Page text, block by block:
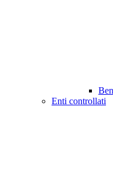
Enti controllati